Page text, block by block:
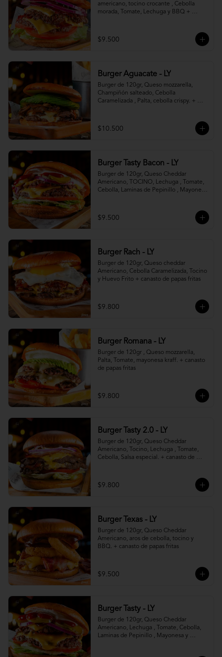
americano, tocino crocante , Cebolla
morada, Tomate, Lechuga y BBQ +
$9.500
Burger Aguacate - LY
Burger de 120gr, Queso mozzarella,
Champiñón salteado, Cebolla
Caramelizada , Palta, cebolla crispy. +
$10.500
Burger Tasty Bacon - LY
Burger de 120gr, Queso Cheddar
Americano, TOCINO, Lechuga , Tomate,
Cebolla, Laminas de Pepinillo , Mayonesa
$9.500
Burger Rach - LY
Burger de 120gr, Queso cheddar
Americano, Cebolla Caramelizada, Tocino
y Huevo Frito + canasto de papas fritas
$9.800
Burger Romana - LY
Burger de 120gr , Queso mozzarella,
Palta, Tomate, mayonesa kraff. + canasto
de papas fritas
$9.800
Burger Tasty 2.0 - LY
Burger de 120gr, Queso Cheddar
Americano, Tocino, Lechuga , Tomate,
Cebolla, Salsa especial. + canasto de
$9.800
Burger Texas - LY
Burger de 120gr, Queso Cheddar
Americano, aros de cebolla, tocino y
BBQ. + canasto de papas fritas
$9.500
Burger Tasty - LY
Burger de 120gr, Queso Cheddar
Americano, Lechuga , Tomate, Cebolla,
Laminas de Pepinillo , Mayonesa y